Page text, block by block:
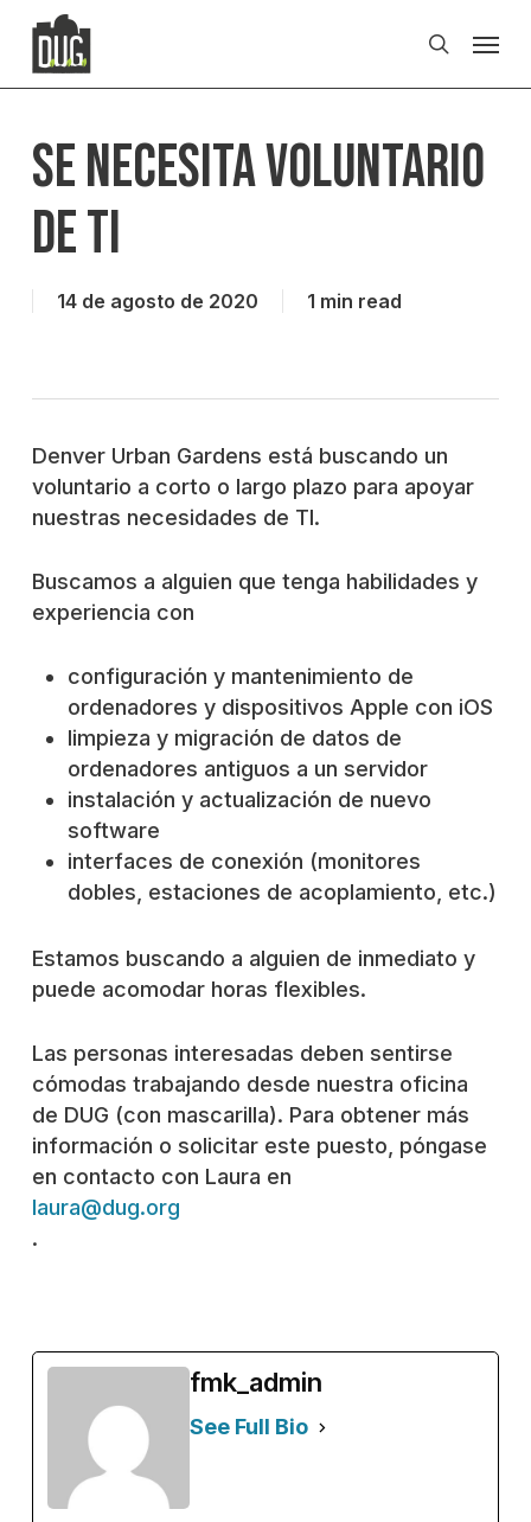
main
search
Se necesita voluntario
de TI
14 de agosto de 2020 1 min read
Denver Urban Gardens está buscando un
voluntario a corto o largo plazo para apoyar
nuestras necesidades de TI.
Buscamos a alguien que tenga habilidades y
experiencia con
configuración y mantenimiento de
ordenadores y dispositivos Apple con iOS
limpieza y migración de datos de
ordenadores antiguos a un servidor
instalación y actualización de nuevo
software
interfaces de conexión (monitores
dobles, estaciones de acoplamiento, etc.)
Estamos buscando a alguien de inmediato y
puede acomodar horas flexibles.
Las personas interesadas deben sentirse
cómodas trabajando desde nuestra oficina
de DUG (con mascarilla). Para obtener más
información o solicitar este puesto, póngase
en contacto con Laura en
laura@dug.org
.
fmk_admin
See Full Bio